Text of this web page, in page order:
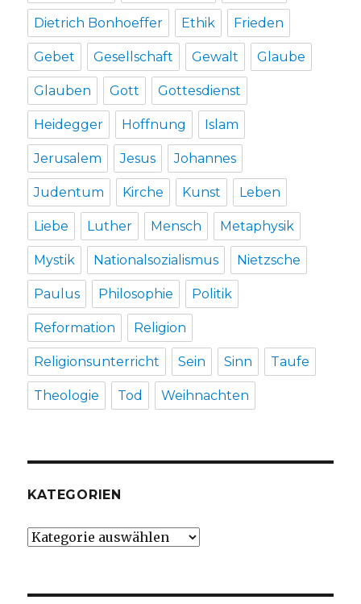
Dietrich Bonhoeffer Ethik Frieden
Gebet Gesellschaft Gewalt Glaube
Glauben Gott Gottesdienst
Heidegger Hoffnung Islam
Jerusalem Jesus Johannes
Judentum Kirche Kunst Leben
Liebe Luther Mensch Metaphysik
Mystik Nationalsozialismus Nietzsche
Paulus Philosophie Politik
Reformation Religion
Religionsunterricht Sein Sinn Taufe
Theologie Tod Weihnachten
KATEGORIEN
Kategorien